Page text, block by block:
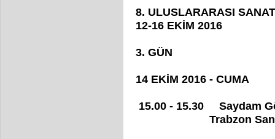
8. ULUSLARARASI
12-16 EKİM 2016
3. GÜN
14 EKİM 2016 - CUMA
15.00 - 15.30 Saydam
Trabzon Sanatevi